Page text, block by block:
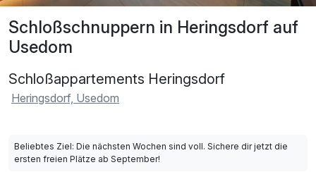
Schloßschnuppern in Heringsdorf auf
Usedom
Schloßappartements Heringsdorf
Heringsdorf, Usedom
Beliebtes Ziel: Die nächsten Wochen sind voll. Sichere dir jetzt die
ersten freien Plätze ab September!